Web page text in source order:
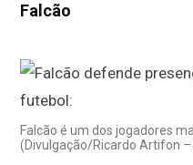
Falcão
Falcão é um dos jogadores
(Divulgação/Ricardo Artifon –